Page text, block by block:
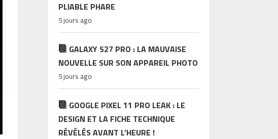
PLIABLE PHARE
5 jours ago
GALAXY S27 PRO : LA MAUVAISE
NOUVELLE SUR SON APPAREIL PHOTO
5 jours ago
GOOGLE PIXEL 11 PRO LEAK : LE
DESIGN ET LA FICHE TECHNIQUE
RÉVÉLÉS AVANT L’HEURE !